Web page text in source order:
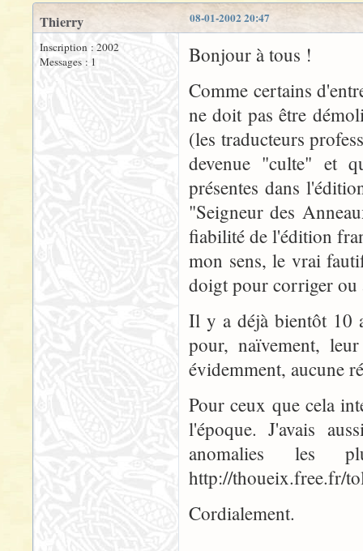
08-01-2002 20:47
Thierry
Inscription : 2002
Messages : 1
Bonjour à tous !
Comme certains
ne doit pas être
(les traducteurs
devenue "culte" et
présentes dans
"Seigneur des
fiabilité de l'édition
mon sens, le vrai
doigt pour corriger ou
Il y a déjà bientôt 10
pour, naïvement,
évidemment, aucune
Pour ceux que cela
l'époque. J'avais
anomalies les
http://thoueix.free.fr/
Cordialement.